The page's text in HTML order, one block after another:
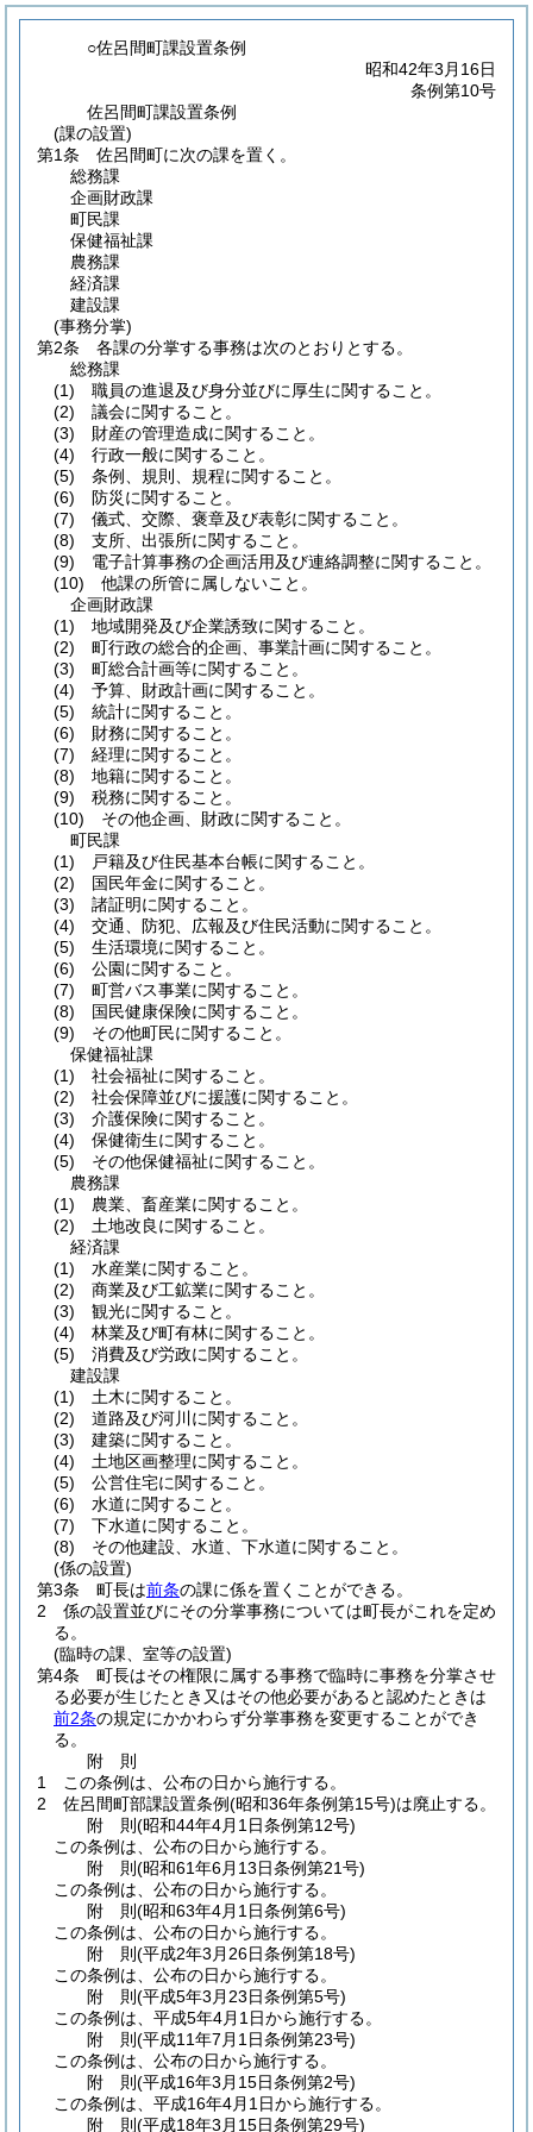
○佐呂間町課設置条例
昭和42年3月16日
条例第10号
佐呂間町課設置条例
(課の設置)
第1条
佐呂間町に次の課を置く。
総務課
企画財政課
町民課
保健福祉課
農務課
経済課
建設課
(事務分掌)
第2条
各課の分掌する事務は次のとおりとする。
総務課
(1) 職員の進退及び身分並びに厚生に関すること。
(2) 議会に関すること。
(3) 財産の管理造成に関すること。
(4) 行政一般に関すること。
(5) 条例、規則、規程に関すること。
(6) 防災に関すること。
(7) 儀式、交際、褒章及び表彰に関すること。
(8) 支所、出張所に関すること。
(9) 電子計算事務の企画活用及び連絡調整に関すること。
(10) 他課の所管に属しないこと。
企画財政課
(1) 地域開発及び企業誘致に関すること。
(2) 町行政の総合的企画、事業計画に関すること。
(3) 町総合計画等に関すること。
(4) 予算、財政計画に関すること。
(5) 統計に関すること。
(6) 財務に関すること。
(7) 経理に関すること。
(8) 地籍に関すること。
(9) 税務に関すること。
(10) その他企画、財政に関すること。
町民課
(1) 戸籍及び住民基本台帳に関すること。
(2) 国民年金に関すること。
(3) 諸証明に関すること。
(4) 交通、防犯、広報及び住民活動に関すること。
(5) 生活環境に関すること。
(6) 公園に関すること。
(7) 町営バス事業に関すること。
(8) 国民健康保険に関すること。
(9) その他町民に関すること。
保健福祉課
(1) 社会福祉に関すること。
(2) 社会保障並びに援護に関すること。
(3) 介護保険に関すること。
(4) 保健衛生に関すること。
(5) その他保健福祉に関すること。
農務課
(1) 農業、畜産業に関すること。
(2) 土地改良に関すること。
経済課
(1) 水産業に関すること。
(2) 商業及び工鉱業に関すること。
(3) 観光に関すること。
(4) 林業及び町有林に関すること。
(5) 消費及び労政に関すること。
建設課
(1) 土木に関すること。
(2) 道路及び河川に関すること。
(3) 建築に関すること。
(4) 土地区画整理に関すること。
(5) 公営住宅に関すること。
(6) 水道に関すること。
(7) 下水道に関すること。
(8) その他建設、水道、下水道に関すること。
(係の設置)
第3条
町長は前条の課に係を置くことができる。
2
係の設置並びにその分掌事務については町長がこれを定め
る。
(臨時の課、室等の設置)
第4条
町長はその権限に属する事務で臨時に事務を分掌させ
る必要が生じたとき又はその他必要があると認めたときは
前2条の規定にかかわらず分掌事務を変更することができ
る。
附 則
1
この条例は、公布の日から施行する。
2
佐呂間町部課設置条例(昭和36年条例第15号)は廃止する。
附 則(昭和44年4月1日条例第12号)
この条例は、公布の日から施行する。
附 則(昭和61年6月13日条例第21号)
この条例は、公布の日から施行する。
附 則(昭和63年4月1日条例第6号)
この条例は、公布の日から施行する。
附 則(平成2年3月26日条例第18号)
この条例は、公布の日から施行する。
附 則(平成5年3月23日条例第5号)
この条例は、平成5年4月1日から施行する。
附 則(平成11年7月1日条例第23号)
この条例は、公布の日から施行する。
附 則(平成16年3月15日条例第2号)
この条例は、平成16年4月1日から施行する。
附 則(平成18年3月15日条例第29号)